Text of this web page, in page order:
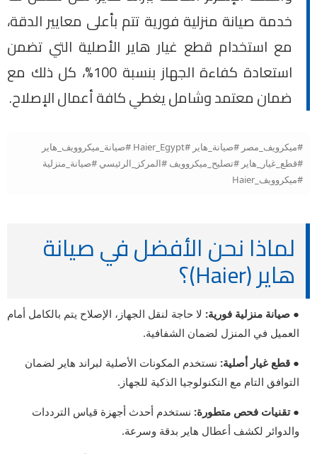
خدمة صيانة منزلية فورية تتم بأعلى معايير الدقة،
مع استخدام قطع غيار هاير الأصلية التي تضمن
استعادة كفاءة الجهاز بنسبة 100%، كل ذلك مع
ضمان معتمد وشامل يغطي كافة أعمال الإصلاح.
#ميكرويف_مصر #صيانة_هاير #Haier_Egypt #صيانة_ميكروويف_هاير
#قطع_غيار_هاير #تصليح_ميكروويف #المركز_الرئيسي #صيانة_منزلية
#ميكروويف_Haier
لماذا نحن الأفضل في صيانة
هاير (Haier)؟
● صيانة منزلية فورية: لا حاجة لنقل الجهاز، الإصلاح يتم بالكامل أمام
العميل في المنزل لضمان الشفافية.
● قطع غيار أصلية: نستخدم المكونات الأصلية لبراند هاير لضمان
التوافق التام مع التكنولوجيا الذكية للجهاز.
● تقنيات فحص متطورة: نستخدم أحدث أجهزة قياس الترددات
والدوائر لكشف أعطال هاير بدقة وسرعة.